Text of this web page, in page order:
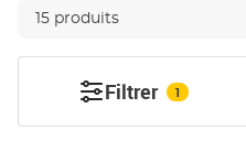
15 produits
Filtrer 1